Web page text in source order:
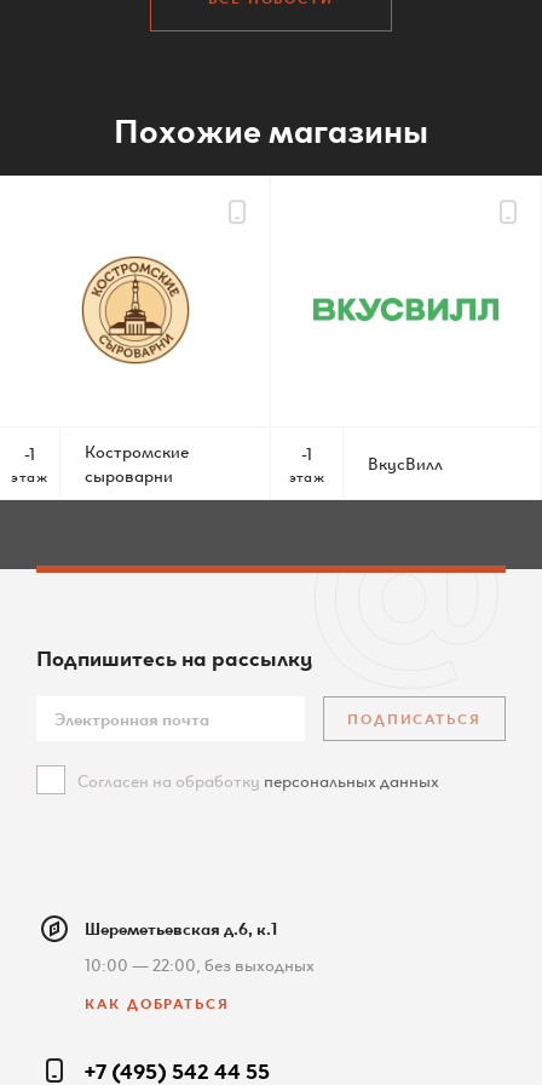
Похожие магазины
-1
этаж
Костромские
сыроварни
-1
этаж ВкусВилл
Подпишитесьна рассылку
ПОДПИСАТЬСЯ
Согласен на обработку персональных данных
Шереметьевская д.6, к.1
10:00 — 22:00, без выходных
КАК ДОБРАТЬСЯ
+7 (495) 542 44 55